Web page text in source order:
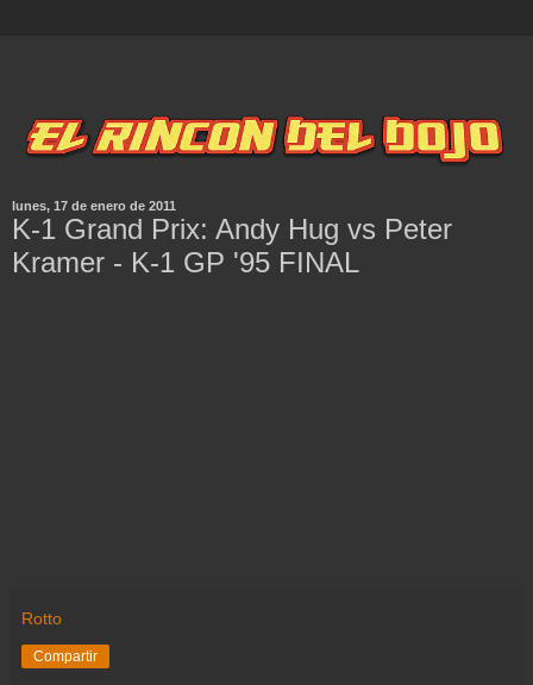
lunes, 17 de enero de 2011
K-1 Grand Prix: Andy Hug vs Peter
Kramer - K-1 GP '95 FINAL
Rotto
Compartir